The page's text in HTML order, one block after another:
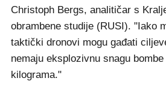
Christoph Bergs, analitičar s
obrambene studije (RUSI). "Iako
taktički dronovi mogu gađati
nemaju eksplozivnu snagu
kilograma."